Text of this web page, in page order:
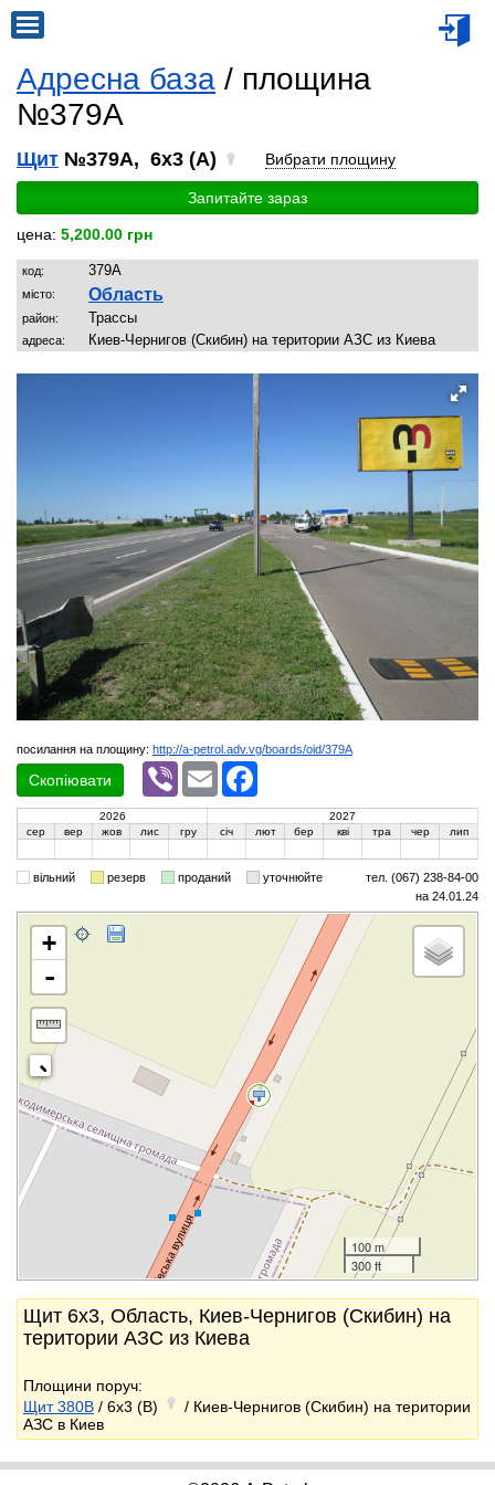
Адресна база / площина
№379A
Щит №379A, 6x3 (A) Вибрати площину
Запитайте зараз
цена: 5,200.00 грн
код: 379A
місто: Область
район: Трассы
адреса: Киев-Чернигов (Скибин) на територии АЗС из Киева
посилання на площину: http://a-petrol.adv.vg/boards/oid/379A
Скопіювати
Viber Email
2026
2027
сер
вер жов лис гру січ лют бер кві тра чер лип
вільний резерв проданий уточнюйте
тел. (067) 238-84-00
на 24.01.24
+
-
100 m
300 ft
Щит 6x3, Область, Киев-Чернигов (Скибин) на
територии АЗС из Киева
Площини поруч:
Щит 380B / 6x3 (B)
/ Киев-Чернигов (Скибин) на територии
АЗС в Киев